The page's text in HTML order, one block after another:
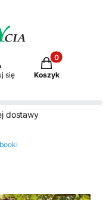
się
Produkty w
Koszyk
dostawy